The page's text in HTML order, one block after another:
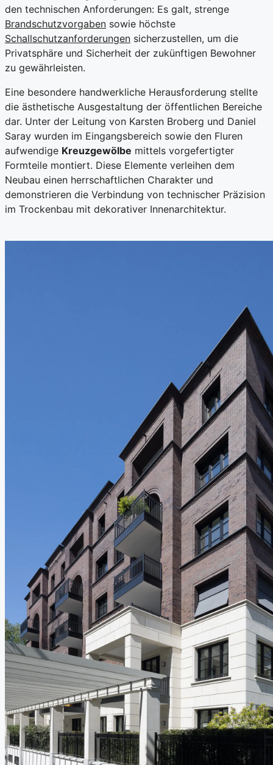
den technischen Anforderungen: Es galt, strenge
Brandschutzvorgaben sowie höchste
Schallschutzanforderungen sicherzustellen, um die
Privatsphäre und Sicherheit der zukünftigen Bewohner
zu gewährleisten.
Eine besondere handwerkliche Herausforderung stellte
die ästhetische Ausgestaltung der öffentlichen Bereiche
dar. Unter der Leitung von Karsten Broberg und Daniel
Saray wurden im Eingangsbereich sowie den Fluren
aufwendige Kreuzgewölbe mittels vorgefertigter
Formteile montiert. Diese Elemente verleihen dem
Neubau einen herrschaftlichen Charakter und
demonstrieren die Verbindung von technischer Präzision
im Trockenbau mit dekorativer Innenarchitektur.